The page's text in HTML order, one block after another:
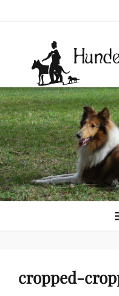
to
cropped-